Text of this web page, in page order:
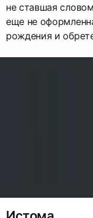
не ставшая
еще не
рождения и